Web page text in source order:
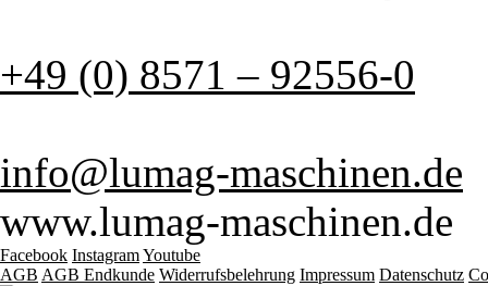
+49 (0) 8571 – 92556-0
info@lumag-maschinen.de
www.lumag-maschinen.de
Facebook InstagramYoutube
AGB AGB Endkunde Widerrufsbelehrung Impressum Datenschutz